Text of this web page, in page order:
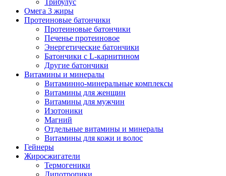
Трибулус
Омега 3 жиры
Протеиновые батончики
Протеиновые батончики
Печенье протеиновое
Энергетические батончики
Батончики с L-карнитином
Другие батончики
Витамины и минералы
Витаминно-минеральные комплексы
Витамины для женщин
Витамины для мужчин
Изотоники
Магний
Отдельные витамины и минералы
Витамины для кожи и волос
Гейнеры
Жиросжигатели
Термогеники
Липотропики